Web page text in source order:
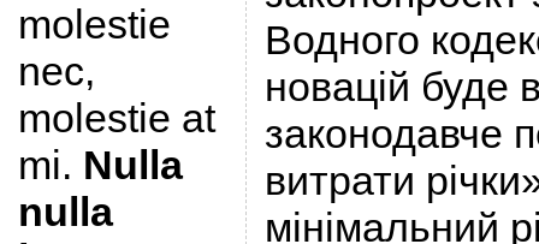
molestie
nec,
molestie at
mi. Nulla
nulla
Водного
новацій буде
законодавче
витрати
мінімальний